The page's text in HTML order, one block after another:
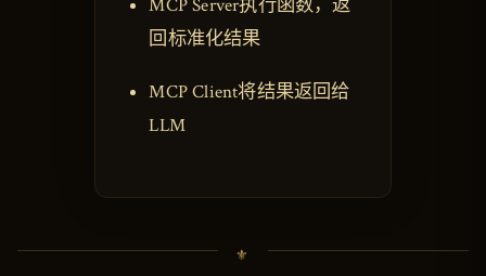
MCP Server执行函数，返
回标准化结果
MCP Client将结果返回给
LLM